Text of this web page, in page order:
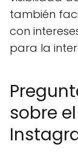
también
con
para la
sobre